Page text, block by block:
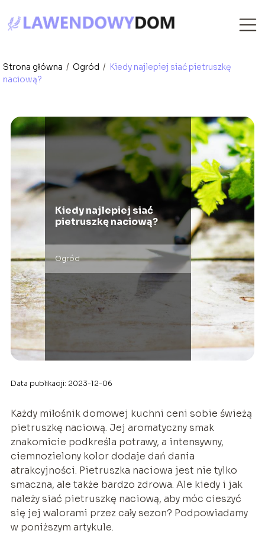
Strona główna / Ogród / Kiedy najlepiej siać pietruszkę
naciową?
Kiedy najlepiej siać
pietruszkę naciową?
Ogród
Data publikacji: 2023-12-06
Każdy miłośnik domowej kuchni ceni sobie świeżą
pietruszkę naciową. Jej aromatyczny smak
znakomicie podkreśla potrawy, a intensywny,
ciemnozielony kolor dodaje dań dania
atrakcyjności. Pietruszka naciowa jest nie tylko
smaczna, ale także bardzo zdrowa. Ale kiedy i jak
należy siać pietruszkę naciową, aby móc cieszyć
się jej walorami przez cały sezon? Podpowiadamy
w poniższym artykule.